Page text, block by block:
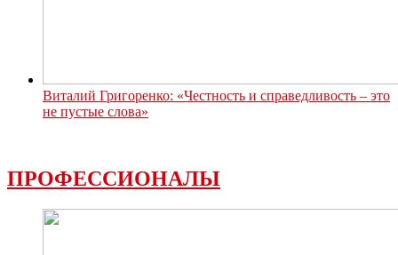
Виталий Григоренко: «Честность и справедливость – это
не пустые слова»
ПРОФЕССИОНАЛЫ